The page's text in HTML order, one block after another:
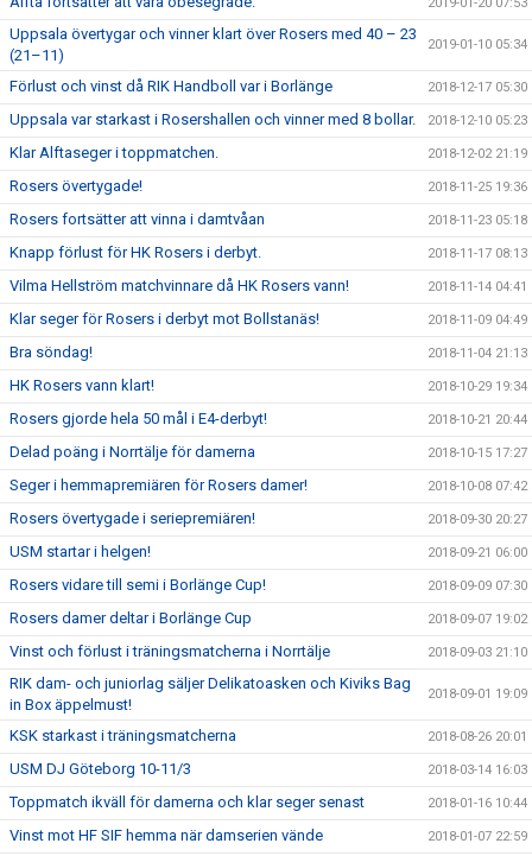
Uppsala övertygar och vinner klart över Rosers med 40 – 23
(21–11)
2019-01-10 05:34
Förlust och vinst då RIK Handboll var i Borlänge 2018-12-17 05:30
Uppsala var starkast i Rosershallen och vinner med 8 bollar. 2018-12-10 05:23
Klar Alftaseger i toppmatchen. 2018-12-02 21:19
Rosers övertygade! 2018-11-25 19:36
Rosers fortsätter att vinna i damtvåan 2018-11-23 05:18
Knapp förlust för HK Rosers i derbyt. 2018-11-17 08:13
Vilma Hellström matchvinnare då HK Rosers vann! 2018-11-14 04:41
Klar seger för Rosers i derbyt mot Bollstanäs! 2018-11-09 04:49
Bra söndag! 2018-11-04 21:13
HK Rosers vann klart! 2018-10-29 19:34
Rosers gjorde hela 50 mål i E4-derbyt! 2018-10-21 20:44
Delad poäng i Norrtälje för damerna 2018-10-15 17:27
Seger i hemmapremiären för Rosers damer! 2018-10-08 07:42
Rosers övertygade i seriepremiären! 2018-09-30 20:27
USM startar i helgen! 2018-09-21 06:00
Rosers vidare till semi i Borlänge Cup! 2018-09-09 07:30
Rosers damer deltar i Borlänge Cup 2018-09-07 19:02
Vinst och förlust i träningsmatcherna i Norrtälje 2018-09-03 21:10
RIK dam- och juniorlag säljer Delikatoasken och Kiviks Bag
in Box äppelmust!
2018-09-01 19:09
KSK starkast i träningsmatcherna 2018-08-26 20:01
USM DJ Göteborg 10-11/3 2018-03-14 16:03
Toppmatch ikväll för damerna och klar seger senast 2018-01-16 10:44
Vinst mot HF SIF hemma när damserien vände 2018-01-07 22:59